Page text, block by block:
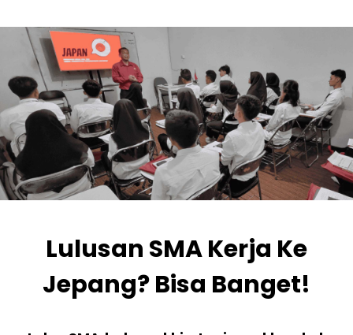
Lulusan SMA Kerja Ke
Jepang? Bisa Banget!